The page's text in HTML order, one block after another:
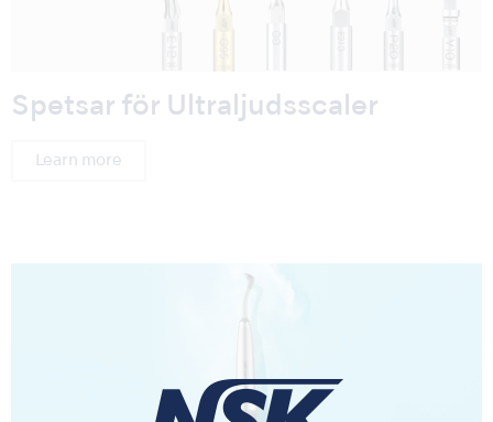
Spetsar för Ultraljudsscaler
Learn more